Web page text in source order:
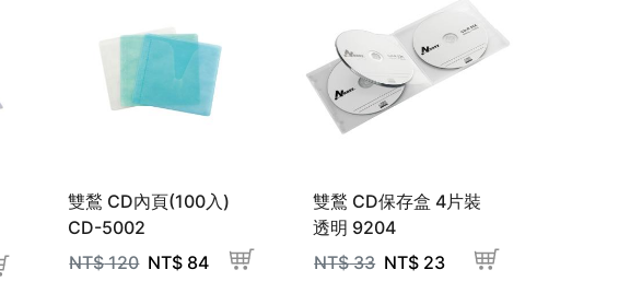
雙鶖 CD內頁(100入)
CD-5002
NT$120 NT$ 84
雙鶖 CD保存盒 4片裝
透明 9204
NT$33 NT$ 23